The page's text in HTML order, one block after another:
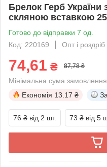
Брелок Герб
скляною вставкою
Готово до відправки 7 од.
Код: 220169
Опт і роздріб
74,61 ₴ 87,78 ₴
Мінімальна сума
Економія 13.17 ₴
76 ₴ від 2 шт. 73 ₴ від 5